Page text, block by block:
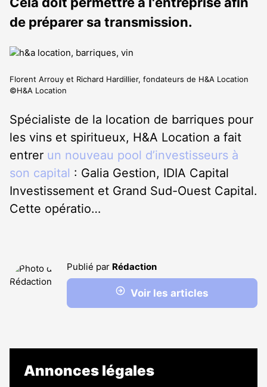
de préparer sa transmission.
Florent Arrouy et Richard Hardillier, fondateurs de H&A Location
©H&A Location
Spécialiste de la location de barriques pour
les vins et spiritueux, H&A Location a fait
entrer un nouveau pool d’investisseurs à
son capital : Galia Gestion, IDIA Capital
Investissement et Grand Sud-Ouest Capital.
Cette opératio…
Publié par Rédaction
Voir les articles
Annonces légales